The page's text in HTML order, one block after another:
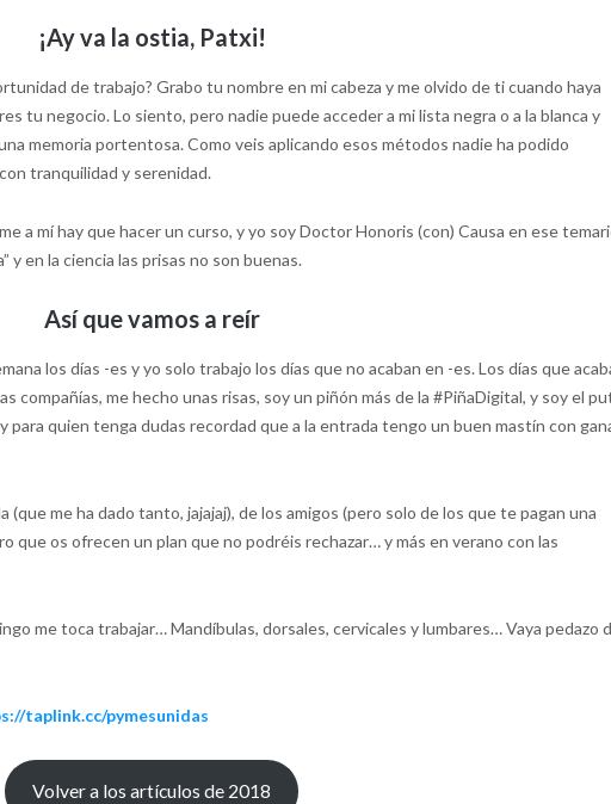
¡Ay va la ostia, Patxi!
de trabajo? Grabo tu nombre en mi cabeza y me olvido de ti cuando haya
tu negocio. Lo siento, pero nadie puede acceder a mi lista negra o a la blanca y
memoria portentosa. Como veis aplicando esos métodos nadie ha podido
tranquilidad y serenidad.
a mí hay que hacer un curso, y yo soy Doctor Honoris (con) Causa en ese
y en la ciencia las prisas no son buenas.
Así que vamos a reír
los días -es y yo solo trabajo los días que no acaban en -es. Los días que
compañías, me hecho unas risas, soy un piñón más de la #PiñaDigital, y soy el
para quien tenga dudas recordad que a la entrada tengo un buen mastín con
me ha dado tanto, jajajaj), de los amigos (pero solo de los que te pagan una
que os ofrecen un plan que no podréis rechazar… y más en verano con las
me toca trabajar… Mandíbulas, dorsales, cervicales y lumbares… Vaya pedazo
taplink.cc/pymesunidas
Volver a los artículos de 2018